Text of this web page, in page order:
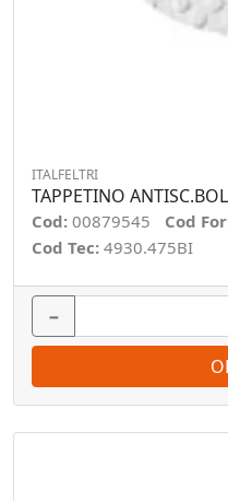
ITALFELTRI
TAPPETINO
Cod: 00879545 Cod
Cod Tec: 4930.475BI
−